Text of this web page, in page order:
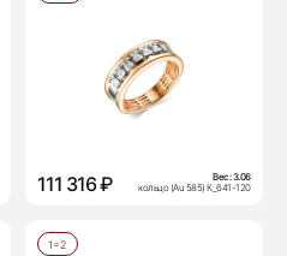
111 316 ₽ Вес:3.06
кольцо (Au 585) К_641-120
1=2